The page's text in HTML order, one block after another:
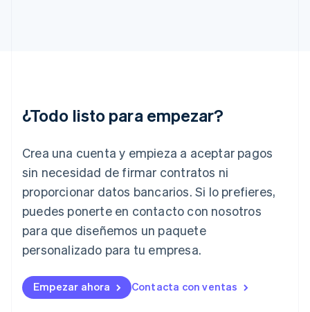
¿Todo listo para empezar?
Crea una cuenta y empieza a aceptar pagos
sin necesidad de firmar contratos ni
proporcionar datos bancarios. Si lo prefieres,
puedes ponerte en contacto con nosotros
para que diseñemos un paquete
personalizado para tu empresa.
Empezar ahora Contacta con ventas
Italia
Japón
日本語 English
Letonia
English
Liechtenstein
DeutschEnglish
Lituania
English
Luxemburgo
Malasia
English简体中文